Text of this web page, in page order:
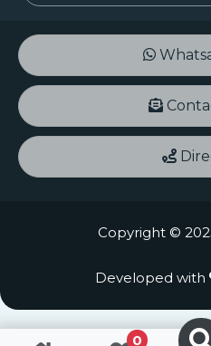
Copyright ©
Developed with
0